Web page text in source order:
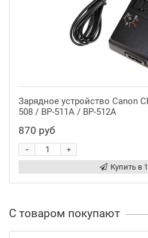
Зарядное устройство Canon
508 / BP-511A / BP-512A
870 руб
+
-
Купить в
С товаром покупают